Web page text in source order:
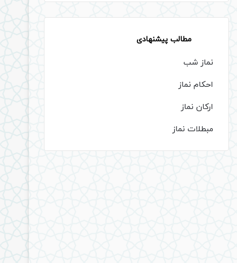
مطالب پیشنهادی
نماز شب
احکام نماز
ارکان نماز
مبطلات نماز